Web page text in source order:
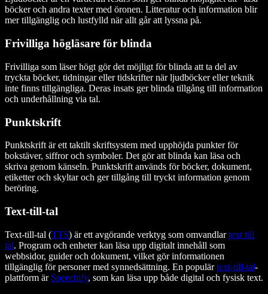
böcker och andra texter med öronen. Litteratur och information blir
mer tillgänglig och lustfylld när allt går att lyssna på.
Frivilliga högläsare för blinda
Frivilliga som läser högt gör det möjligt för blinda att ta del av
tryckta böcker, tidningar eller tidskrifter när ljudböcker eller teknik
inte finns tillgängliga. Deras insats ger blinda tillgång till information
och underhållning via tal.
Punktskrift
Punktskrift är ett taktilt skriftsystem med upphöjda punkter för
bokstäver, siffror och symboler. Det gör att blinda kan läsa och
skriva genom känseln. Punktskrift används för böcker, dokument,
etiketter och skyltar och ger tillgång till tryckt information genom
beröring.
Text-till-tal
Text-till-tal (TTS) är ett avgörande verktyg som omvandlartext till
tal. Program och enheter kan läsa upp digitalt innehåll som
webbsidor, guider och dokument, vilket gör informationen
tillgänglig för personer med synnedsättning. En populärtext-till-tal-
plattform är Speechify, som kan läsa upp både digital och fysisk text.